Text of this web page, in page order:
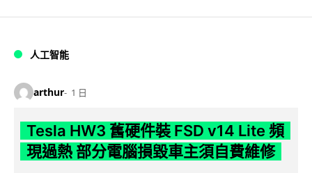
人工智能
arthur 1 日
Tesla HW3 舊硬件裝 FSD v14 Lite 頻
現過熱 部分電腦損毀車主須自費維修